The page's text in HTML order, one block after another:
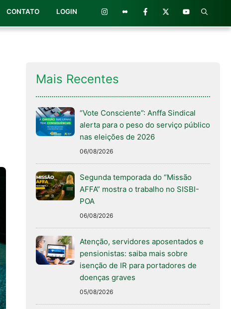
CONTATO LOGIN
Mais Recentes
“Vote Consciente”: Anffa Sindical
alerta para o peso do serviço público
nas eleições de 2026
06/08/2026
Segunda temporada do “Missão
AFFA” mostra o trabalho no SISBI-
POA
06/08/2026
Atenção, servidores aposentados e
pensionistas: saiba mais sobre
isenção de IR para portadores de
doenças graves
05/08/2026